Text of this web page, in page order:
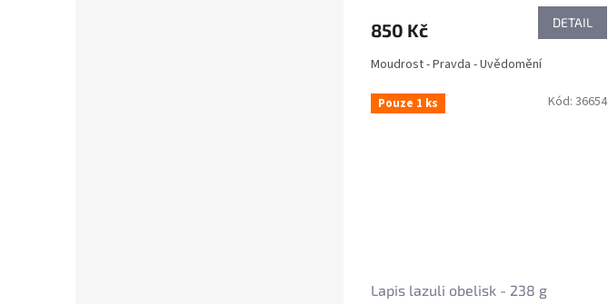
850 Kč DETAIL
Moudrost - Pravda - Uvědomění
Pouze 1 ks
Lapis lazuli obelisk - 238 g
Kód: 36654